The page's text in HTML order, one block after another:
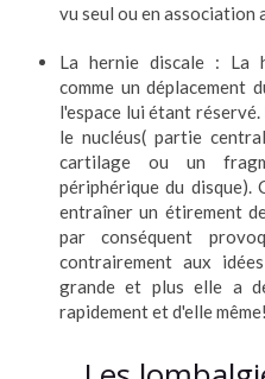
vu seul ou en association
La hernie discale : La
comme un déplacement
l'espace lui étant
le nucléus( partie
cartilage ou un
périphérique du disque).
entraîner un étirement
par conséquent
contrairement aux
grande et plus elle a
rapidement et d'elle même!